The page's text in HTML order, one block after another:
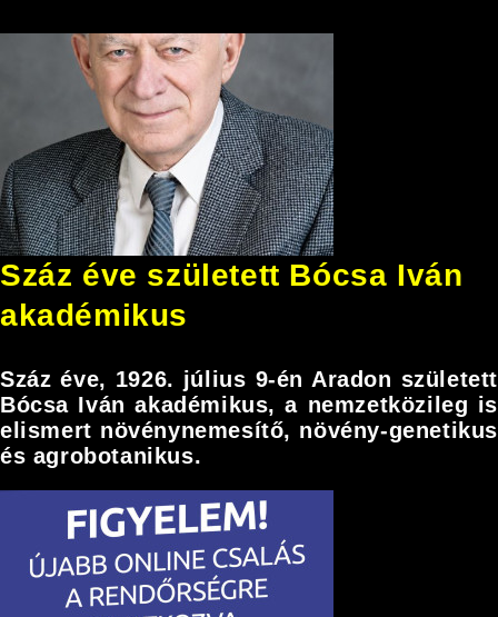
Száz éve született Bócsa Iván
akadémikus
Száz éve, 1926. július 9-én Aradon született
Bócsa Iván akadémikus, a nemzetközileg is
elismert növénynemesítő, növény-genetikus
és agrobotanikus.